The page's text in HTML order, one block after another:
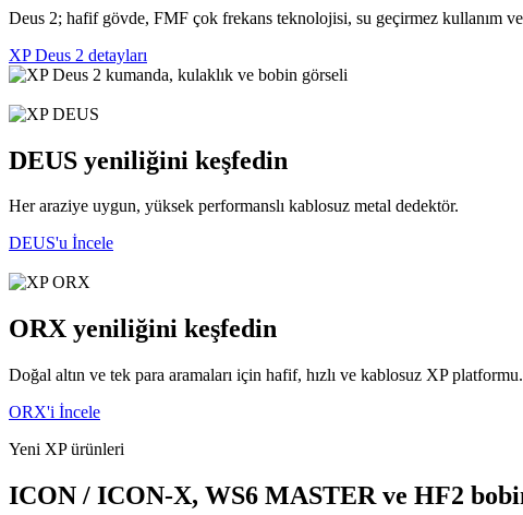
Deus 2; hafif gövde, FMF çok frekans teknolojisi, su geçirmez kullanım
XP Deus 2 detayları
DEUS yeniliğini keşfedin
Her araziye uygun, yüksek performanslı kablosuz metal dedektör.
DEUS'u İncele
ORX yeniliğini keşfedin
Doğal altın ve tek para aramaları için hafif, hızlı ve kablosuz XP platformu.
ORX'i İncele
Yeni XP ürünleri
ICON / ICON-X, WS6 MASTER ve HF2